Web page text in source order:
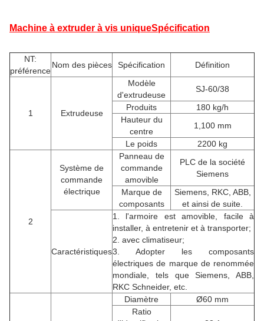
Machine à extruder à vis uniqueSpécification
NT:
préférence
Nom des pièces Spécification Définition
1 Extrudeuse
Modèle
d'extrudeuse
SJ-60/38
Produits
180 kg/h
Hauteur du
centre
1,100 mm
Le poids
2200 kg
2
Système de
commande
électrique
Panneau de
commande
amovible
PLC de la société
Siemens
Marque de
composants
Siemens, RKC, ABB,
et ainsi de suite.
Caractéristiques
1. l'armoire est amovible, facile à
installer, à entretenir et à transporter;
2. avec climatiseur;
3. Adopter les composants
électriques de marque de renommée
mondiale, tels que Siemens, ABB,
RKC Schneider, etc.
Diamètre
Ø60 mm
Ratio